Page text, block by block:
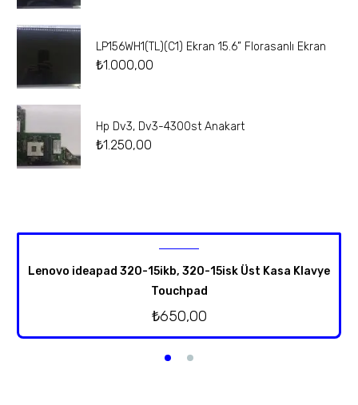
LP156WH1(TL)(C1) Ekran 15.6” Florasanlı Ekran
₺1.000,00
Hp Dv3, Dv3-4300st Anakart
₺1.250,00
Lenovo ideapad 320-15ikb, 320-15isk Üst Kasa Klavye
Touchpad
₺650,00